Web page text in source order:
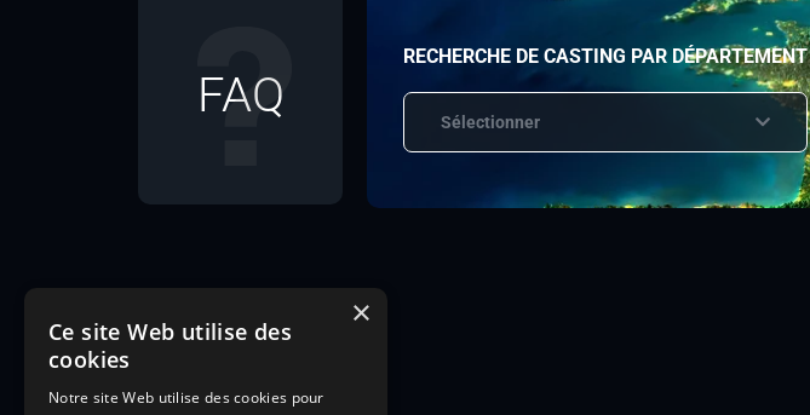
FAQ
RECHERCHE DE CASTING PAR DÉPARTEMENT
Sélectionner
×
Ce site Web utilise des
cookies
Notre site Web utilise des cookies pour